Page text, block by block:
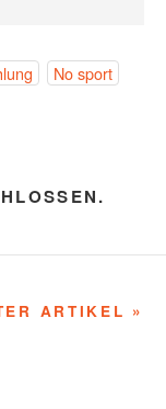
No sport
ARTIKEL »